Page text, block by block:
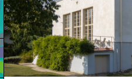
À Propos
Infos